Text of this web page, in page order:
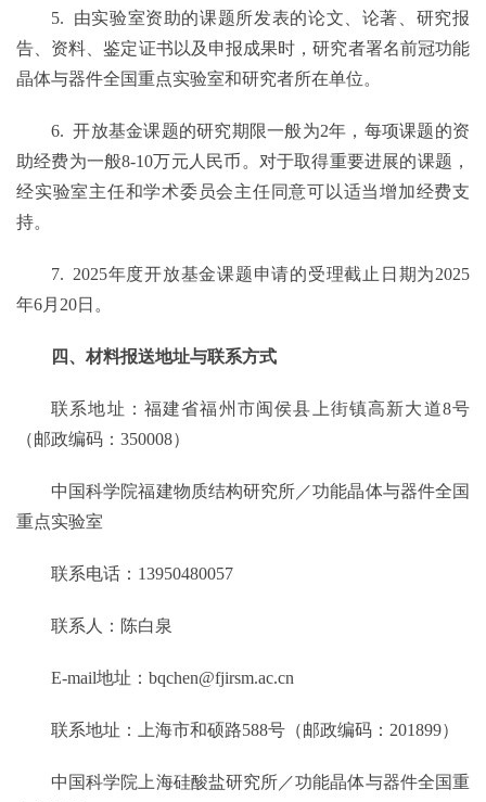
5.
由实验室资助的课题所发表的论文、论著、研究报
告、资料、鉴定证书以及申报成果时，研究者署名前冠功能
晶体与器件全国重点实验室和研究者所在单位。
6. 开放基金课题的研究期限一般为2年，每项课题的资
助经费为一般8-10万元人民币。对于取得重要进展的课题，
经实验室主任和学术委员会主任同意可以适当增加经费支
持。
7. 2025年度开放基金课题申请的受理截止日期为2025
年6月 20日。
四、材料报送地址与联系方式
联系地址：福建省福州市闽侯县上街镇高新大道8号
（邮政编码：350008）
中国科学院福建物质结构研究所／功能晶体与器件全国
重点实验室
联系电话： 13950480057
联系人：陈白泉
E-mail地址： bqchen@fjirsm.ac.cn
联系地址：上海市和硕路588号（邮政编码：201899）
中国科学院上海硅酸盐研究所／功能晶体与器件全国重